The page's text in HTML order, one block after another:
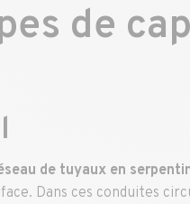
de
de tuyaux en
Dans ces conduites